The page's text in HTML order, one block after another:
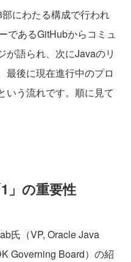
にわたる構成で行われ
であるGitHubからコミュ
が語られ、次にJavaのリ
最後に現在進行中のプロ
いう流れです。順に見て
」の重要性
氏（VP, Oracle Java
Governing Board）の紹